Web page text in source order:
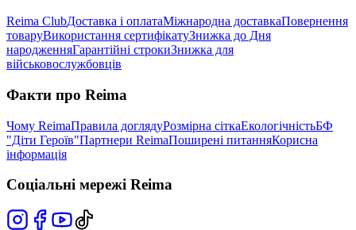
Reima ClubДоставка і оплатаМіжнародна доставкаПовернення
товаруВикористання сертифікатуЗнижка до Дня
народженняГарантійні строкиЗнижка для
військовослужбовців
Факти про Reima
Чому ReimaПравила доглядуРозмірна сіткаЕкологічністьБФ
"Діти Героїв"Партнери ReimaПоширені питанняКорисна
інформація
Соціальні мережі Reima